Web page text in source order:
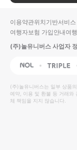
이용약관위치기반서비
여행자보험 가입안내여
(주)놀유니버스 사업자
NOL Triple
(주)놀유니버스는 일부 상품
예약, 이용 및 환불 등 거래와
체 책임을 지지 않습니다.